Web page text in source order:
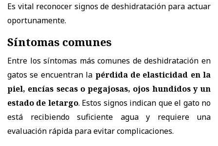
Es vital reconocer signos de deshidratación para actuar
oportunamente.
Síntomas comunes
Entre los síntomas más comunes de deshidratación en
gatos se encuentran la pérdida de elasticidad en la
piel, encías secas o pegajosas, ojos hundidos y un
estado de letargo. Estos signos indican que el gato no
está recibiendo suficiente agua y requiere una
evaluación rápida para evitar complicaciones.